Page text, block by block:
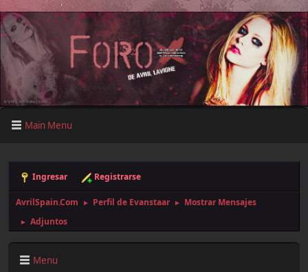
Main Menu
Ingresar Registrarse
AvrilSpain.Com ► Perfil de Evanstaar ► Mostrar Mensajes
► Adjuntos
Menu